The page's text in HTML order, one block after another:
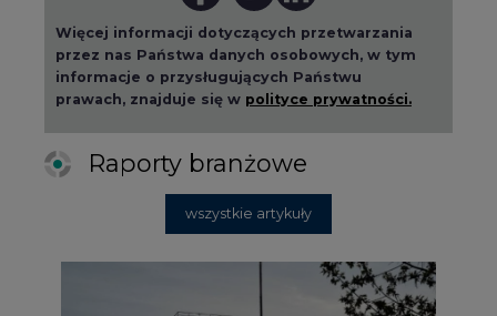
Więcej informacji dotyczących przetwarzania
przez nas Państwa danych osobowych, w tym
informacje o przysługujących Państwu
prawach, znajduje się w polityce prywatności.
Raporty branżowe
wszystkie artykuły